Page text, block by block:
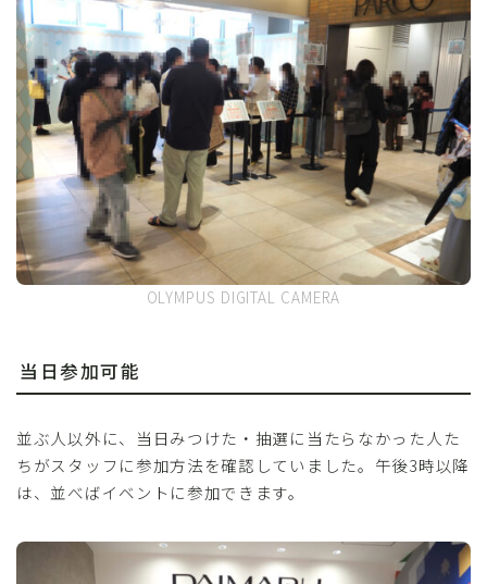
OLYMPUS DIGITAL CAMERA
当日参加可能
並ぶ人以外に、当日みつけた・抽選に当たらなかった人た
ちがスタッフに参加方法を確認していました。午後3時以降
は、並べばイベントに参加できます。